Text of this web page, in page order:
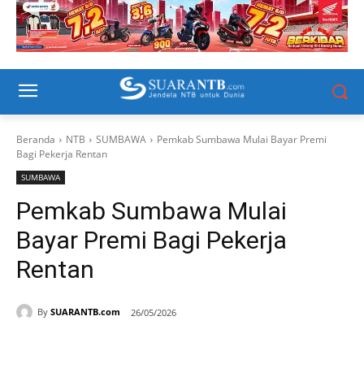
Beranda NTB SUMBAWA
Pemkab Sumbawa Mulai Bayar Premi
Bagi Pekerja Rentan
SUMBAWA
Pemkab Sumbawa Mulai
Bayar Premi Bagi Pekerja
Rentan
By SUARANTB.com 26/05/2026